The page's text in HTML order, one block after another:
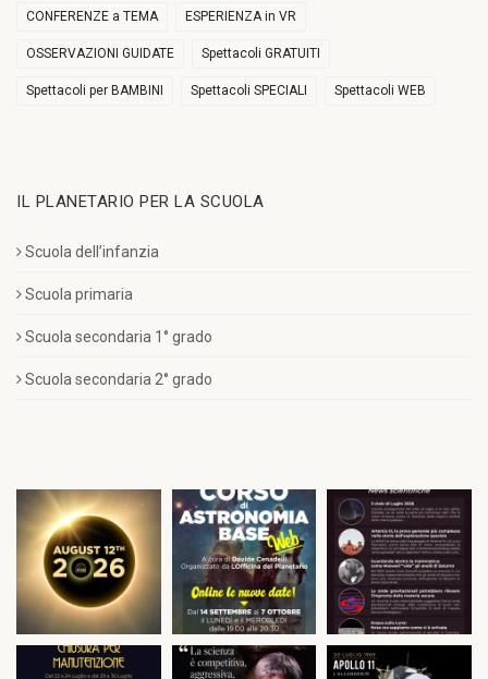
CONFERENZE a TEMA ESPERIENZA in VR
OSSERVAZIONI GUIDATE Spettacoli GRATUITI
Spettacoli per BAMBINI Spettacoli SPECIALI Spettacoli WEB
IL PLANETARIO PER LA SCUOLA
Scuola dell’infanzia
Scuola primaria
Scuola secondaria 1° grado
Scuola secondaria 2° grado